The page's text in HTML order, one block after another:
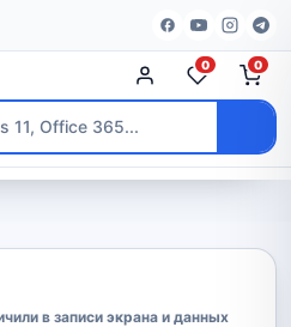
0 0
в записи экрана и данных